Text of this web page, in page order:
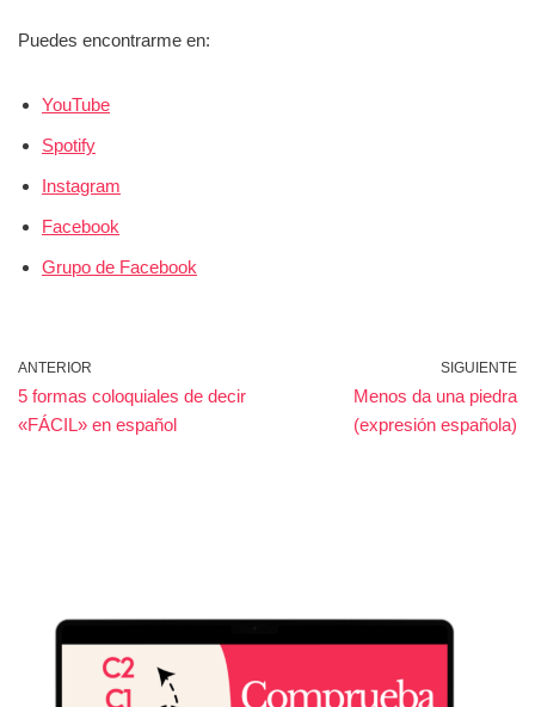
Puedes encontrarme en:
YouTube
Spotify
Instagram
Facebook
Grupo de Facebook
ANTERIOR
5 formas coloquiales de decir
«FÁCIL» en español
SIGUIENTE
Menos da una piedra
(expresión española)